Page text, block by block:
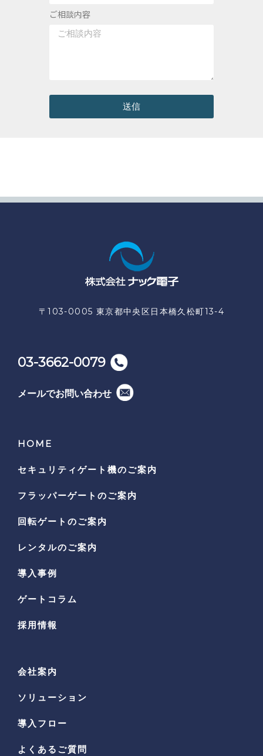
ご相談内容
送信
〒103-0005 東京都中央区日本橋久松町13-4
03-3662-0079
メールでお問い合わせ
HOME
セキュリティゲート機のご案内
フラッパーゲートのご案内
回転ゲートのご案内
レンタルのご案内
導入事例
ゲートコラム
採用情報
会社案内
ソリューション
導入フロー
よくあるご質問